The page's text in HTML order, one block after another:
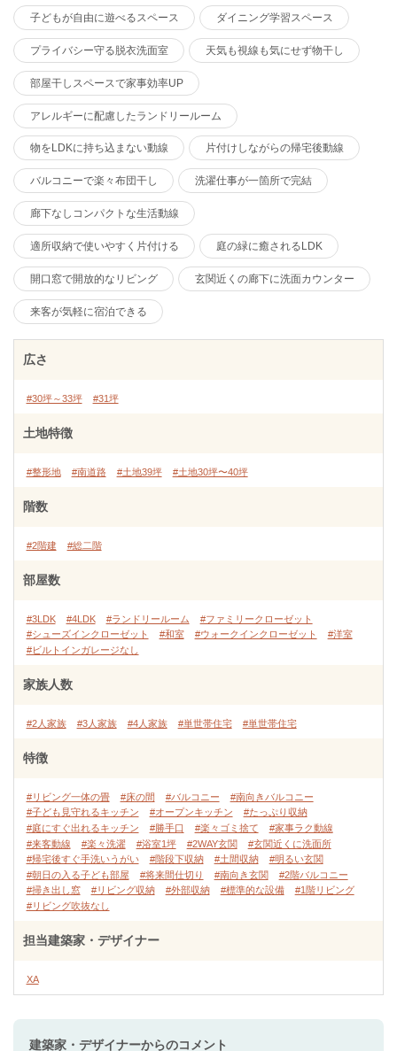
子どもが自由に遊べるスペース ダイニング学習スペース
プライバシー守る脱衣洗面室 天気も視線も気にせず物干し
部屋干しスペースで家事効率UP
アレルギーに配慮したランドリールーム
物をLDKに持ち込まない動線 片付けしながらの帰宅後動線
バルコニーで楽々布団干し 洗濯仕事が一箇所で完結
廊下なしコンパクトな生活動線
適所収納で使いやすく片付ける 庭の緑に癒されるLDK
開口窓で開放的なリビング 玄関近くの廊下に洗面カウンター
来客が気軽に宿泊できる
広さ
#30坪～33坪 #31坪
土地特徴
#整形地 #南道路 #土地39坪 #土地30坪〜40坪
階数
#2階建 #総二階
部屋数
#3LDK #4LDK #ランドリールーム
#ファミリークローゼット
#シューズインクローゼット
#和室 #ウォークインクローゼット
#洋室
#ビルトインガレージなし
家族人数
#2人家族 #3人家族 #4人家族 #単世帯住宅 #単世帯住宅
特徴
#リビング一体の畳 #床の間 #バルコニー
#南向きバルコニー
#子ども見守れるキッチン
#オープンキッチン
#たっぷり収納
#庭にすぐ出れるキッチン
#勝手口 #楽々ゴミ捨て
#家事ラク動線
#来客動線
#楽々洗濯 #浴室1坪 #2WAY玄関
#玄関近くに洗面所
#帰宅後すぐ手洗いうがい
#階段下収納 #土間収納
#明るい玄関
#朝日の入る子ども部屋
#将来間仕切り #南向き玄関
#2階バルコニー
#掃き出し窓
#リビング収納 #外部収納 #標準的な設備
#1階リビング
#リビング吹抜なし
担当建築家・デザイナー
XA
建築家・デザイナーからのコメント